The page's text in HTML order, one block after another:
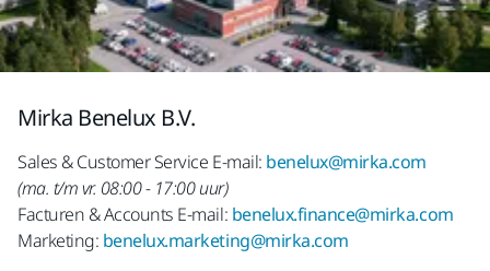
Mirka Benelux B.V.
Sales & Customer Service E-mail: benelux@mirka.com
(ma. t/m vr. 08:00 - 17:00 uur)
Facturen & Accounts E-mail: benelux.finance@mirka.com
Marketing: benelux.marketing@mirka.com